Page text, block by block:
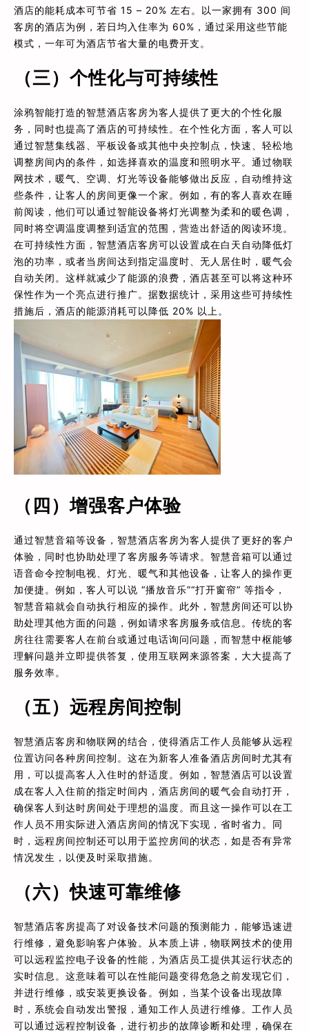
酒店的能耗成本可节省 15 – 20% 左右。以一家拥有 300 间
客房的酒店为例，若日均入住率为 60%，通过采用这些节能
模式，一年可为酒店节省大量的电费开支。
（三）个性化与可持续性
涂鸦智能打造的智慧酒店客房为客人提供了更大的个性化服
务，同时也提高了酒店的可持续性。在个性化方面，客人可以
通过智慧集线器、平板设备或其他中央控制点，快速、轻松地
调整房间内的条件，如选择喜欢的温度和照明水平。通过物联
网技术，暖气、空调、灯光等设备能够做出反应，自动维持这
些条件，让客人的房间更像一个家。例如，有的客人喜欢在睡
前阅读，他们可以通过智能设备将灯光调整为柔和的暖色调，
同时将空调温度调整到适宜的范围，营造出舒适的阅读环境。
在可持续性方面，智慧酒店客房可以设置成在白天自动降低灯
泡的功率，或者当房间达到指定温度时、无人居住时，暖气会
自动关闭。这样就减少了能源的浪费，酒店甚至可以将这种环
保性作为一个亮点进行推广。据数据统计，采用这些可持续性
措施后，酒店的能源消耗可以降低 20% 以上。
（四）增强客户体验
通过智慧音箱等设备，智慧酒店客房为客人提供了更好的客户
体验，同时也协助处理了客房服务等请求。智慧音箱可以通过
语音命令控制电视、灯光、暖气和其他设备，让客人的操作更
加便捷。例如，客人可以说 “播放音乐”“打开窗帘” 等指令，
智慧音箱就会自动执行相应的操作。此外，智慧房间还可以协
助处理其他方面的问题，例如请求客房服务或信息。传统的客
房往往需要客人在前台或通过电话询问问题，而智慧中枢能够
理解问题并立即提供答复，使用互联网来源答案，大大提高了
服务效率。
（五）远程房间控制
智慧酒店客房和物联网的结合，使得酒店工作人员能够从远程
位置访问各种房间控制。这在为新客人准备酒店房间时尤其有
用，可以提高客人入住时的舒适度。例如，智慧酒店可以设置
成在客人入住前的指定时间内，酒店房间的暖气会自动打开，
确保客人到达时房间处于理想的温度。而且这一操作可以在工
作人员不用实际进入酒店房间的情况下实现，省时省力。同
时，远程房间控制还可以用于监控房间的状态，如是否有异常
情况发生，以便及时采取措施。
（六）快速可靠维修
智慧酒店客房提高了对设备技术问题的预测能力，能够迅速进
行维修，避免影响客户体验。从本质上讲，物联网技术的使用
可以远程监控电子设备的性能，为酒店员工提供其运行状态的
实时信息。这意味着可以在性能问题变得危急之前发现它们，
并进行维修，或安装更换设备。例如，当某个设备出现故障
时，系统会自动发出警报，通知工作人员进行维修。工作人员
可以通过远程控制设备，进行初步的故障诊断和处理，确保在